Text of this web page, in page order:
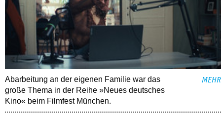
Abarbeitung an der eigenen Familie war das
große Thema in der Reihe »Neues deutsches
Kino« beim Filmfest München.
MEHR